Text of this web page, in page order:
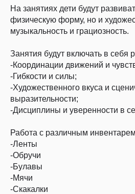
На занятиях дети будут
физическую форму, но и
музыкальность и грациозность.
Занятия будут включать в себя
-Координации движений и
-Гибкости и силы;
-Художественного вкуса и
выразительности;
-Дисциплины и уверенности в
Работа с различным
-Ленты
-Обручи
-Булавы
-Мячи
-Скакалки